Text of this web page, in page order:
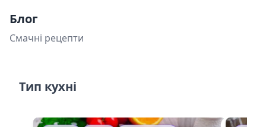
Блог
Смачні рецепти
Тип кухні